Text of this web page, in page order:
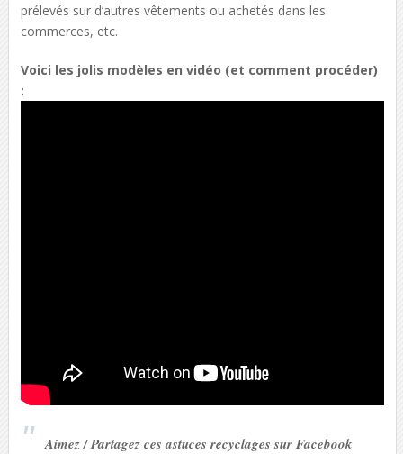
prélevés sur d’autres vêtements ou achetés dans les
commerces, etc.
Voici les jolis modèles en vidéo (et comment procéder)
:
Aimez / Partagez ces astuces recyclages sur Facebook